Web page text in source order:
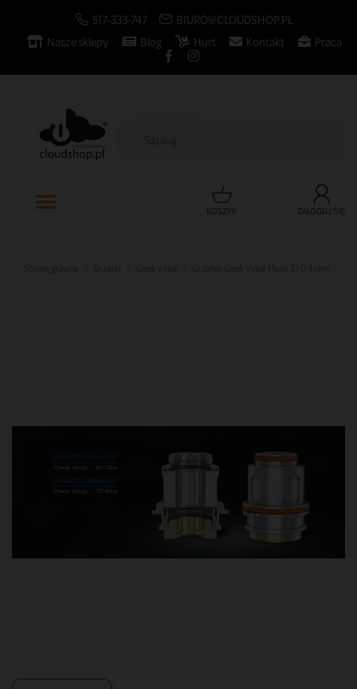
517-333-747
BIURO@CLOUDSHOP.PL
Nasze sklepy
Blog Hurt Kontakt Praca
KOSZYK ZALOGUJ SIĘ